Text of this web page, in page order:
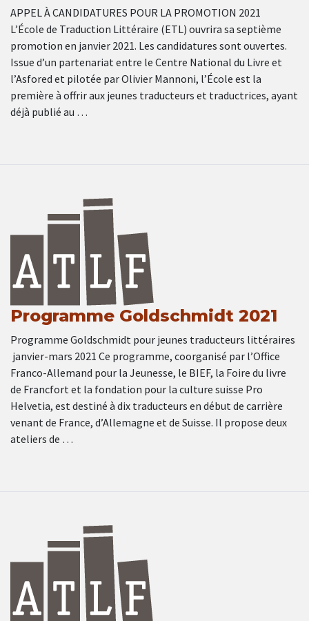
APPEL À CANDIDATURES POUR LA PROMOTION 2021
L’École de Traduction Littéraire (ETL) ouvrira sa septième
promotion en janvier 2021. Les candidatures sont ouvertes.
Issue d’un partenariat entre le Centre National du Livre et
l’Asfored et pilotée par Olivier Mannoni, l’École est la
première à offrir aux jeunes traducteurs et traductrices, ayant
déjà publié au …
Programme Goldschmidt 2021
Programme Goldschmidt pour jeunes traducteurs littéraires
janvier-mars 2021 Ce programme, coorganisé par l’Office
Franco-Allemand pour la Jeunesse, le BIEF, la Foire du livre
de Francfort et la fondation pour la culture suisse Pro
Helvetia, est destiné à dix traducteurs en début de carrière
venant de France, d’Allemagne et de Suisse. Il propose deux
ateliers de …